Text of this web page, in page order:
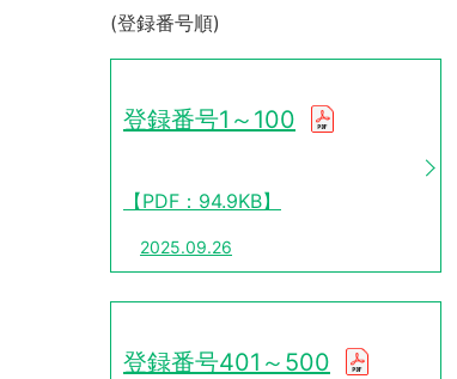
(登録番号順)
登録番号1～100
【PDF：94.9KB】
2025.09.26
登録番号401～500